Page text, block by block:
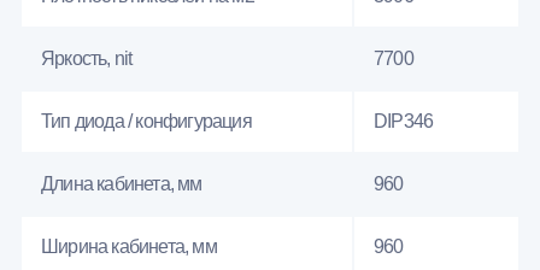
Яркость, nit 7700
Тип диода / конфигурация DIP346
Длина кабинета, мм 960
Ширина кабинета, мм 960